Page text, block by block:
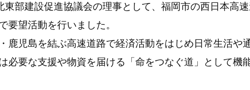
部建設促進協議会の理事として、福岡市の西日本高
要望活動を行いました。
児島を結ぶ高速道路で経済活動をはじめ日常生活や
必要な支援や物資を届ける「命をつなぐ道」として機